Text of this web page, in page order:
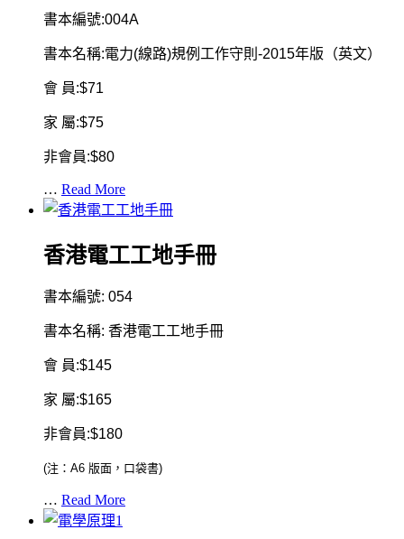
書本編號:004A
書本名稱:電力(線路)規例工作守則-2015年版（英文）
會 員:$71
家 屬:$75
非會員:$80
… Read More
香港電工工地手冊
書本編號: 054
書本名稱: 香港電工工地手冊
會 員:$145
家 屬:$165
非會員:$180
(注：A6 版面，口袋書)
… Read More